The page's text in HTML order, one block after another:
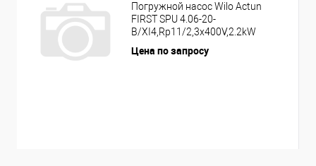
Погружной насос Wilo Actun
FIRST SPU 4.06-20-
B/XI4,Rp11/2,3x400V,2.2kW
Цена по запросу